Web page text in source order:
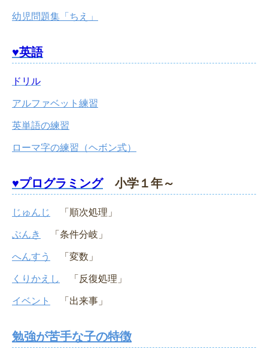
幼児問題集「ちえ」
♥英語
ドリル
アルファベット練習
英単語の練習
ローマ字の練習（ヘボン式）
♥プログラミング小学１年～
じゅんじ 「順次処理」
ぶんき 「条件分岐」
へんすう 「変数」
くりかえし 「反復処理」
イベント 「出来事」
勉強が苦手な子の特徴